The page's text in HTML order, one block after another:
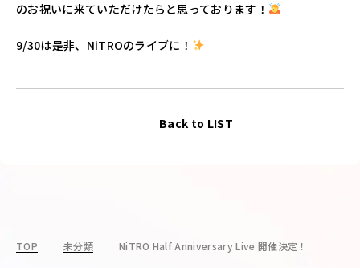
のお祝いに来ていただけたらと思っております！
9/30は是非、NiTROのライブに！
Back to LIST
TOP 未分類 NiTRO Half Anniversary Live 開催決定！